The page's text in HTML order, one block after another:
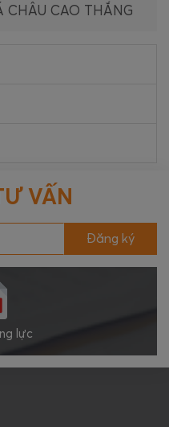
CHÂU CAO THẮNG
VẤN
Đăng ký
lực